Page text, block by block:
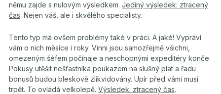
němu zajde s nulovým výsledkem. Jediný výsledek: ztracený
čas. Nejen váš, ale i skvělého specialisty.
Tento typ má ovšem problémy také v práci. A jaké! Vypráví
vám o nich měsíce i roky. Vinni jsou samozřejmě všichni,
omezeným šéfem počínaje a neschopnými expeditéry konče.
Pokusy utěšit nešťastníka poukazem na slušný plat a řadu
bonusů budou bleskově zlikvidovány. Upír před vámi musí
trpět. To ovládá velkolepě. Výsledek: ztracený čas.